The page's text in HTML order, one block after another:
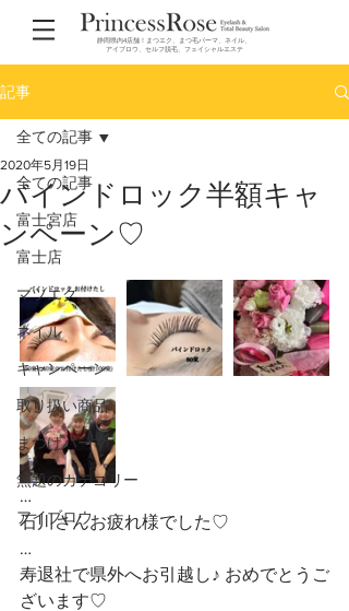
静岡県内4店舗！まつエク、まつ毛パーマ、ネイル、
アイブロウ、セルフ脱毛、フェイシャルエステ
記事
全ての記事
富士宮店
富士店
マツエク
ネイル
キャンペーン
取り扱い商品
まつげパーマ
無題のカテゴリー
アイブロウ
全ての記事
バインドロック半額キャ
ンペーン♡
2020年5月19日
…
石川さんお疲れ様でした♡
…
寿退社で県外へお引越し♪ おめでとうご
ざいます♡